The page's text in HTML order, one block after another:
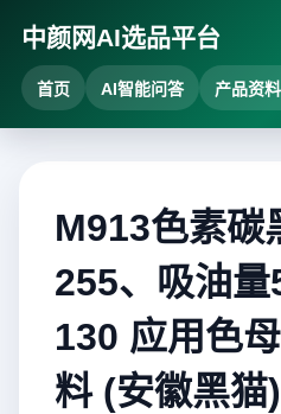
中颜网AI选品平台
首页 AI智能问答 产品资
M913色素碳
255、吸油
130 应用色
料 (安徽黑猫)